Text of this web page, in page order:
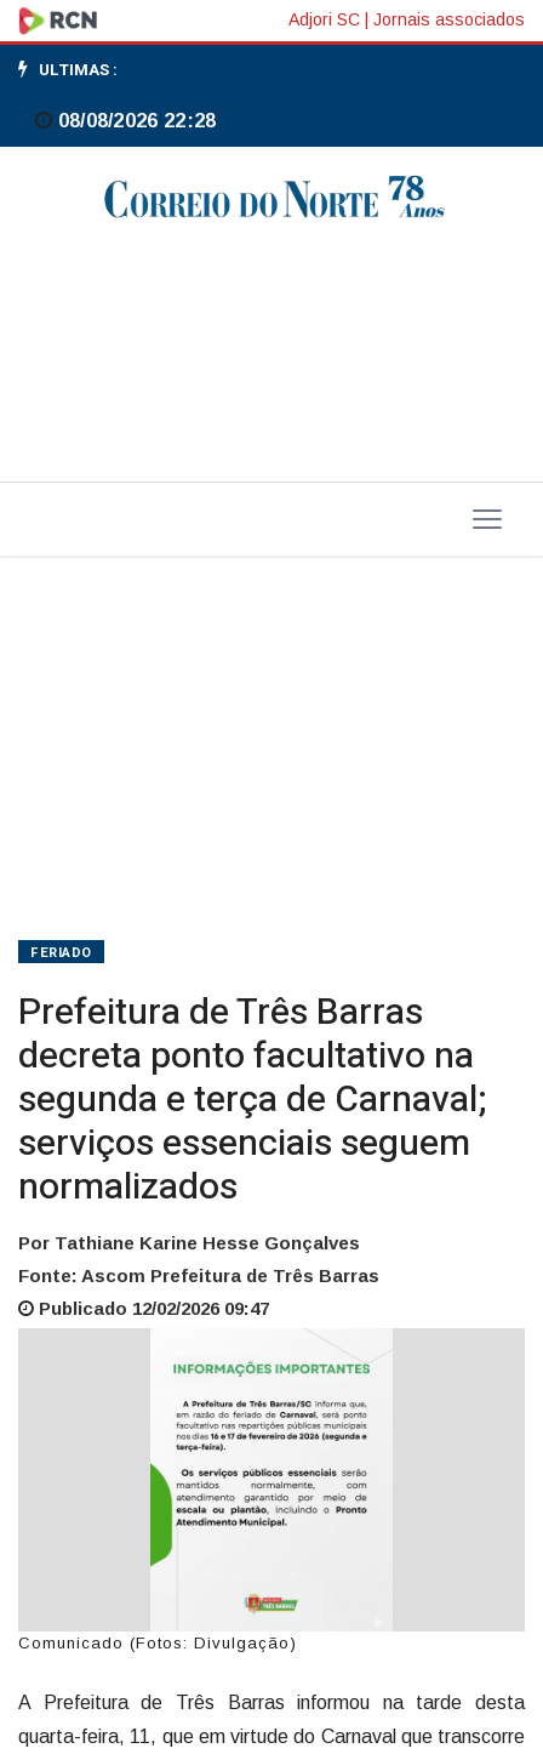
Prefeitura
de
Três
Barras
decreta
e
Adjori SC Jornais associados
ULTIMAS :
08/08/2026 22:28
FERIADO
Prefeitura de Três Barras
decreta ponto facultativo na
segunda e terça de Carnaval;
serviços essenciais seguem
normalizados
Por Tathiane Karine Hesse Gonçalves
Fonte: Ascom Prefeitura de Três Barras
Publicado 12/02/2026 09:47
Comunicado (Fotos: Divulgação)
A Prefeitura de Três Barras informou na tarde desta
quarta-feira, 11, que em virtude do Carnaval que transcorre